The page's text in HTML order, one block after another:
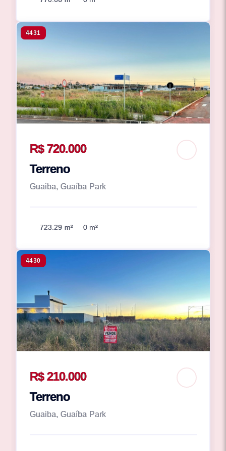
4431
R$ 720.000
Terreno
Guaiba, Guaíba Park
723.29 m² 0 m²
4430
R$ 210.000
Terreno
Guaiba, Guaíba Park